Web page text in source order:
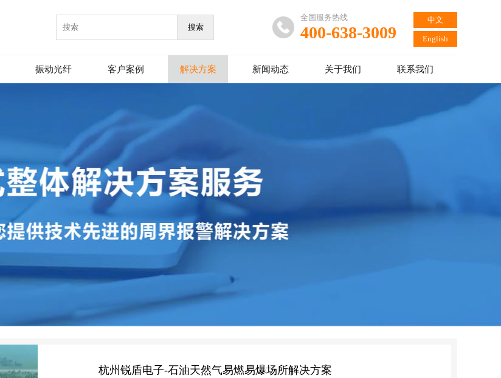
全国服务热线
400-638-3009
搜索
中文
English
振动光纤 客户案例 解决方案 新闻动态 关于我们 联系我们
杭州锐盾电子-石油天然气易燃易爆场所解决方案